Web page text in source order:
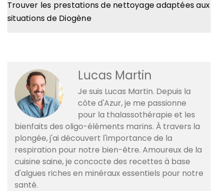
Trouver les prestations de nettoyage adaptées aux
situations de Diogène
Lucas Martin
Je suis Lucas Martin. Depuis la
côte d'Azur, je me passionne
pour la thalassothérapie et les
bienfaits des oligo-éléments marins. À travers la
plongée, j'ai découvert l'importance de la
respiration pour notre bien-être. Amoureux de la
cuisine saine, je concocte des recettes à base
d'algues riches en minéraux essentiels pour notre
santé.